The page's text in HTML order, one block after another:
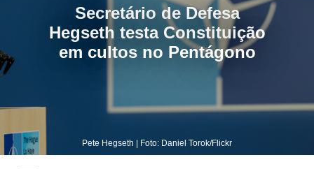
Secretário de Defesa
Hegseth testa Constituição
em cultos no Pentágono
Pete Hegseth | Foto: Daniel Torok/Flickr